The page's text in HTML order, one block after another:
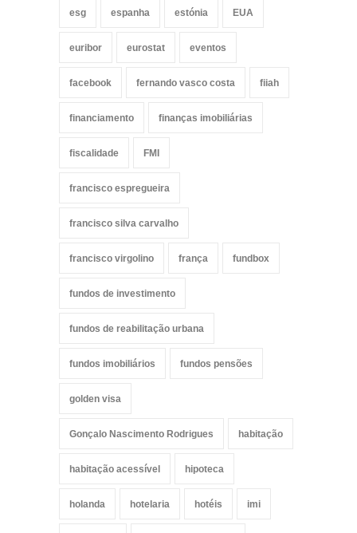
esg espanha estónia EUA
euribor eurostat eventos
facebook fernando vasco costa fiiah
financiamento finanças imobiliárias
fiscalidade FMI
francisco espregueira
francisco silva carvalho
francisco virgolino frança fundbox
fundos de investimento
fundos de reabilitação urbana
fundos imobiliários fundos pensões
golden visa
Gonçalo Nascimento Rodrigues habitação
habitação acessível hipoteca
holanda hotelaria hotéis imi